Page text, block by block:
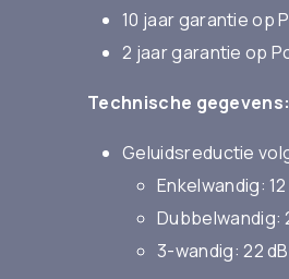
10 jaar garantie op
2 jaar garantie op
Technische gegevens:
Geluidsreductie
Enkelwandig: 12
Dubbelwandig:
3-wandig: 22 dB